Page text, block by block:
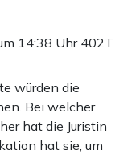
14:38 Uhr 402T
würden die
Bei welcher
hat die Juristin
hat sie, um